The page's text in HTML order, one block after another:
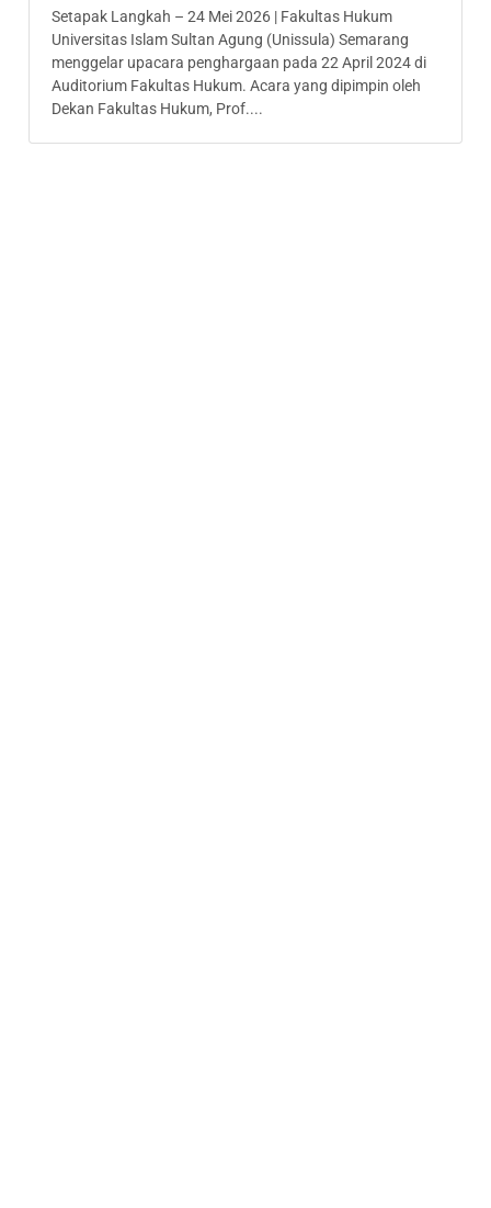
Setapak Langkah – 24 Mei 2026 | Fakultas Hukum
Universitas Islam Sultan Agung (Unissula) Semarang
menggelar upacara penghargaan pada 22 April 2024 di
Auditorium Fakultas Hukum. Acara yang dipimpin oleh
Dekan Fakultas Hukum, Prof....